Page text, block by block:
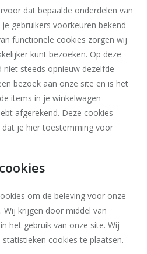
dat bepaalde onderdelen van
gebruikers voorkeuren bekend
functionele cookies zorgen wij
kunt bezoeken. Op deze
steeds opnieuw dezelfde
bezoek aan onze site en is het
items in je winkelwagen
afgerekend. Deze cookies
je hier toestemming voor
om de beleving voor onze
Wij krijgen door middel van
het gebruik van onze site. Wij
cookies te plaatsen.